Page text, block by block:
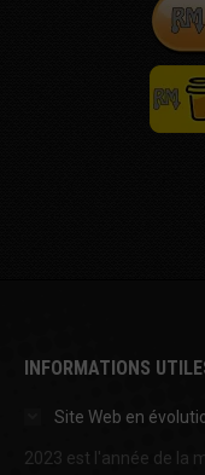
INFORMATIONS
Site Web en
2023 est l'année de la